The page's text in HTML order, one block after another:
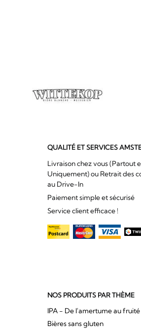
QUALITÉ ET SERVICES
Livraison chez vous (Partout
Uniquement) ou Retrait des
au Drive-In
Paiement simple et sécurisé
Service client efficace !
NOS PRODUITS PAR THÈME
IPA - De l'amertume au fruité
Bières sans gluten